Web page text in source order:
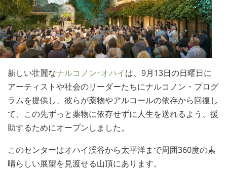
ノルウェー語
ポルトガル語
ロシア語
スウェーデン語
中国語（繁体字）
アラビア語
クロアチア語
新しい壮麗なナルコノン･オハイは、9月13日の日曜日に
アーティストや社会のリーダーたちにナルコノン・プログ
ラムを提供し、彼らが薬物やアルコールの依存から回復し
て、この先ずっと薬物に依存せずに人生を送れるよう、援
助するためにオープンしました。
このセンターはオハイ渓谷から太平洋まで周囲360度の素
晴らしい展望を見渡せる山頂にあります。